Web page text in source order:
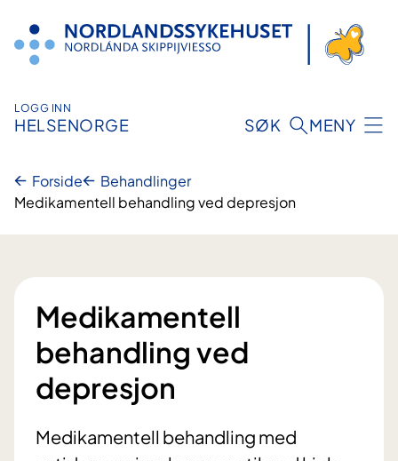
innhold
LOGG INN
HELSENORGE SØK MENY
Forside
Behandlinger
Medikamentell behandling ved depresjon
Medikamentell
behandling ved
depresjon
Medikamentell behandling med